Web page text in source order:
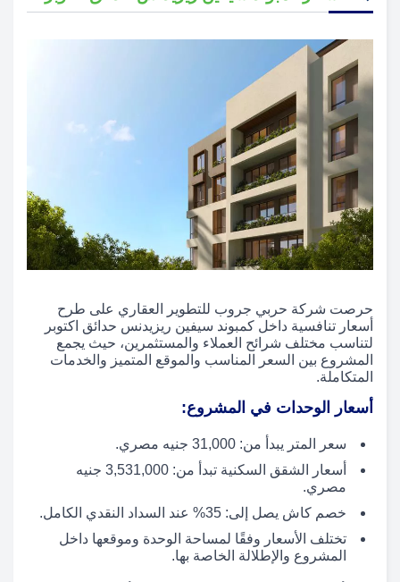
حرصت شركة حربي جروب للتطوير العقاري على طرح
أسعار تنافسية داخل كمبوند سيفين ريزيدنس حدائق اكتوبر
لتناسب مختلف شرائح العملاء والمستثمرين، حيث يجمع
المشروع بين السعر المناسب والموقع المتميز والخدمات
المتكاملة.
أسعار الوحدات في المشروع:
سعر المتر يبدأ من: 31,000 جنيه مصري.
أسعار الشقق السكنية تبدأ من: 3,531,000 جنيه
مصري.
خصم كاش يصل إلى: 35% عند السداد النقدي الكامل.
تختلف الأسعار وفقًا لمساحة الوحدة وموقعها داخل
المشروع والإطلالة الخاصة بها.